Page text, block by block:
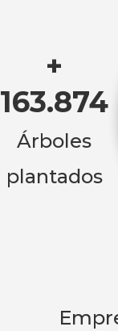
+
163.874
Árboles
plantados